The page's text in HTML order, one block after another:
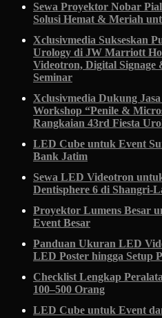
Sewa Proyektor Nobar
Solusi Hemat & Meriah
Xclusivmedia Sukseskan
Urology di JW Marriott
Videotron, Digital
Seminar
Xclusivmedia Dukung
Workshop “Penile &
Rangkaian 43rd Fiesta
LED Cube untuk Event
Bank Jatim
Sewa LED Videotron
Dentisphere 6 di Shangri-
Proyektor Lumens Besar
Event Besar
Panduan Ukuran LED
LED Poster hingga Setup
Checklist Lengkap
100–500 Orang
LED Cube untuk Event